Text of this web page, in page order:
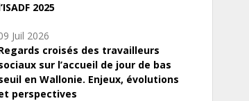
2025
Juil 2026
croisés des travailleurs
sur l’accueil de jour de bas
en Wallonie. Enjeux, évolutions
perspectives